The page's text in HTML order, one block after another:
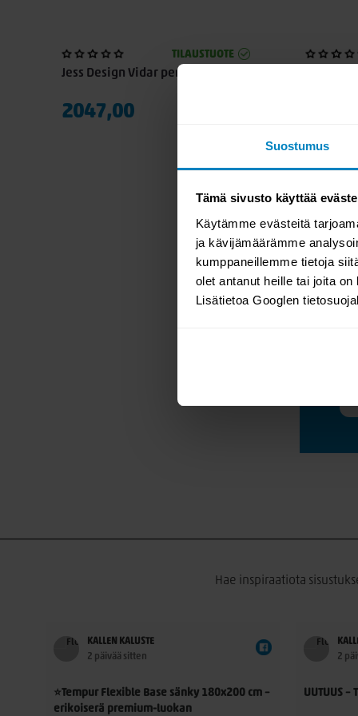
Suostumus
Tämä sivusto käyttää
Käytämme evästeitä
ja kävijämäärämme
kumppaneillemme tietoja
olet antanut heille tai joita
Lisätietoa Googlen
TILAUSTUOTE
Jess Design Vidar penkki 165cm
2047,00
Hae inspiraatiota
KALLEN KALUSTE
2 päivää sitten
⭐Tempur Flexible Base sänky 180x200 cm –
erikoiserä premium-luokan
2
UUTUUS –